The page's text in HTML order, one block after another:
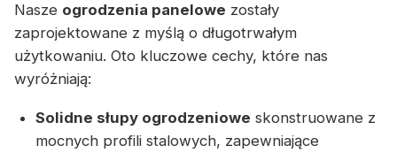
Nasze ogrodzenia panelowe zostały
zaprojektowane z myślą o długotrwałym
użytkowaniu. Oto kluczowe cechy, które nas
wyróżniają:
Solidne słupy ogrodzeniowe skonstruowane z
mocnych profili stalowych, zapewniające